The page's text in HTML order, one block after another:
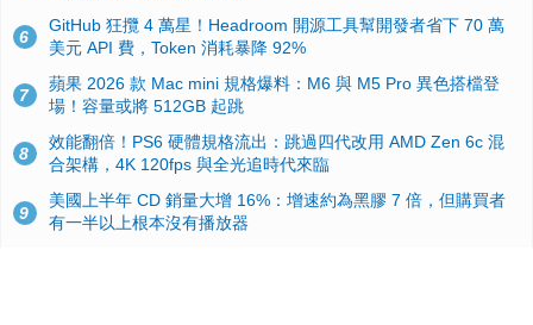
6
GitHub 狂攬 4 萬星！Headroom 開源工具幫開發者省下 70 萬
美元 API 費，Token 消耗暴降 92%
7
蘋果 2026 款 Mac mini 規格爆料：M6 與 M5 Pro 異色搭檔登
場！容量或將 512GB 起跳
8
效能翻倍！PS6 硬體規格流出：跳過四代改用 AMD Zen 6c 混
合架構，4K 120fps 與全光追時代來臨
9
美國上半年 CD 銷量大增 16%：增速約為黑膠 7 倍，但購買者
有一半以上根本沒有播放器